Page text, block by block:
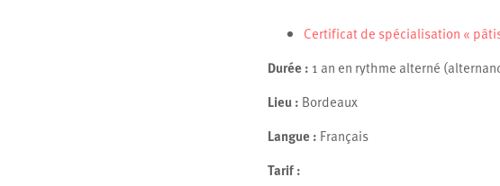
Certificat de spécialisation «
Durée : 1 an en rythme alterné
Lieu : Bordeaux
Langue : Français
Tarif :